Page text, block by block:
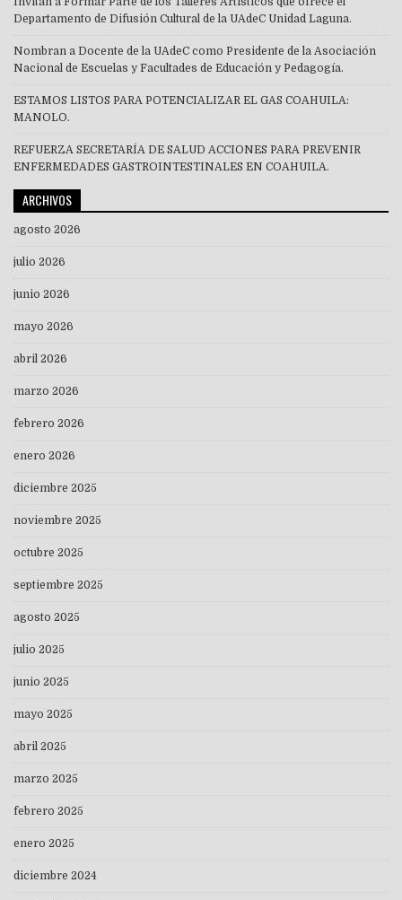
Departamento de Difusión Cultural de la UAdeC Unidad Laguna.
Nombran a Docente de la UAdeC como Presidente de la Asociación
Nacional de Escuelas y Facultades de Educación y Pedagogía.
ESTAMOS LISTOS PARA POTENCIALIZAR EL GAS COAHUILA:
MANOLO.
REFUERZA SECRETARÍA DE SALUD ACCIONES PARA PREVENIR
ENFERMEDADES GASTROINTESTINALES EN COAHUILA.
ARCHIVOS
agosto 2026
julio 2026
junio 2026
mayo 2026
abril 2026
marzo 2026
febrero 2026
enero 2026
diciembre 2025
noviembre 2025
octubre 2025
septiembre 2025
agosto 2025
julio 2025
junio 2025
mayo 2025
abril 2025
marzo 2025
febrero 2025
enero 2025
diciembre 2024